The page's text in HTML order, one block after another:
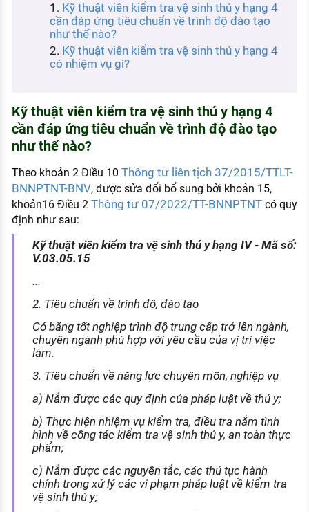
KHÁM PHÁ NGHỀ NGHIỆP
Tử vi nghề nghiệp
Kỹ năng nghề nghiệp
Đặc trưng từng nghề
Xu hướng việc làm
XÂY DỰNG VÀ PHÁT TRIỂN ĐỘI NGŨ
NHÂN SỰ
TUYỂN DỤNG VIỆC LÀM
Kỹ thuật viên kiểm tra vệ sinh thú y hạng 4
cần đáp ứng tiêu chuẩn về trình độ đào tạo
như thế nào?
Kỹ thuật viên kiểm tra vệ sinh thú y hạng 4
có nhiệm vụ gì?
Kỹ thuật viên kiểm tra vệ sinh thú y hạng 4
cần đáp ứng tiêu chuẩn về trình độ đào tạo
như thế nào?
Theo khoản 2 Điều 10 Thông tư liên tịch 37/2015/TTLT-
BNNPTNT-BNV, được sửa đổi bổ sung bởi khoản 15,
khoản16 Điều 2 Thông tư 07/2022/TT-BNNPTNTcó quy
định như sau:
Kỹ thuật viên kiểm tra vệ sinh thú y hạng IV - Mã số:
V.03.05.15
...
2. Tiêu chuẩn về trình độ, đào tạo
Có bằng tốt nghiệp trình độ trung cấp trở lên ngành,
chuyên ngành phù hợp với yêu cầu của vị trí việc
làm.
3. Tiêu chuẩn về năng lực chuyên môn, nghiệp vụ
a) Nắm được các quy định của pháp luật về thú y;
b) Thực hiện nhiệm vụ kiểm tra, điều tra nắm tình
hình về công tác kiểm tra vệ sinh thú y, an toàn thực
phẩm;
c) Nắm được các nguyên tắc, các thủ tục hành
chính trong xử lý các vi phạm pháp luật về kiểm tra
vệ sinh thú y;